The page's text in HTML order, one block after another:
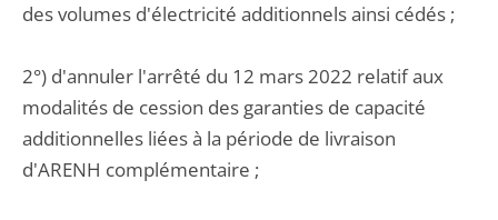
des volumes d'électricité additionnels ainsi cédés ;
2°) d'annuler l'arrêté du 12 mars 2022 relatif aux
modalités de cession des garanties de capacité
additionnelles liées à la période de livraison
d'ARENH complémentaire ;